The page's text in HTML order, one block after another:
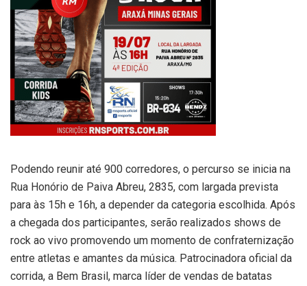
Podendo reunir até 900 corredores, o percurso se inicia na
Rua Honório de Paiva Abreu, 2835, com largada prevista
para às 15h e 16h, a depender da categoria escolhida. Após
a chegada dos participantes, serão realizados shows de
rock ao vivo promovendo um momento de confraternização
entre atletas e amantes da música. Patrocinadora oficial da
corrida, a Bem Brasil, marca líder de vendas de batatas